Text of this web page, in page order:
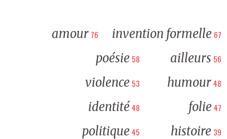
amour 76 invention formelle 67
poésie 58 ailleurs 56
violence 53 humour48
identité48 folie47
politique45 histoire 39